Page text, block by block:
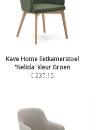
Kave Home Eetkamerstoel
'Nelida' kleur Groen
€ 237,15